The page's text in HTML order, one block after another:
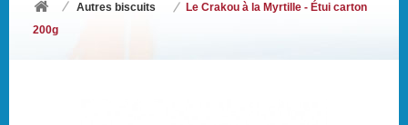
Autres biscuits
Le Crakou à la Myrtille - Étui carton
200g